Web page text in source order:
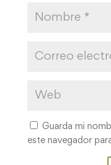
Guarda mi
este navegador